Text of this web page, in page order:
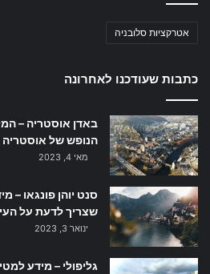
אטרקציות סלובניה
כתבות שעודכנו לאחרונה
באדן אוסטריה –
הנופש של אוסטריה
מאי 4, 2023
סנט יוהן פונגאו –
שצריך לדעת על
ינואר 3, 2023
גליפולי – מידע